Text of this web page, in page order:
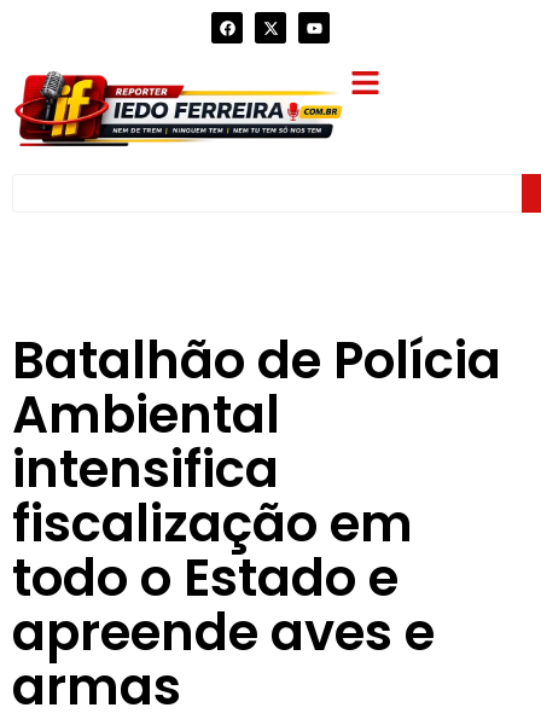
Batalhão de Polícia
Ambiental
intensifica
fiscalização em
todo o Estado e
apreende aves e
armas